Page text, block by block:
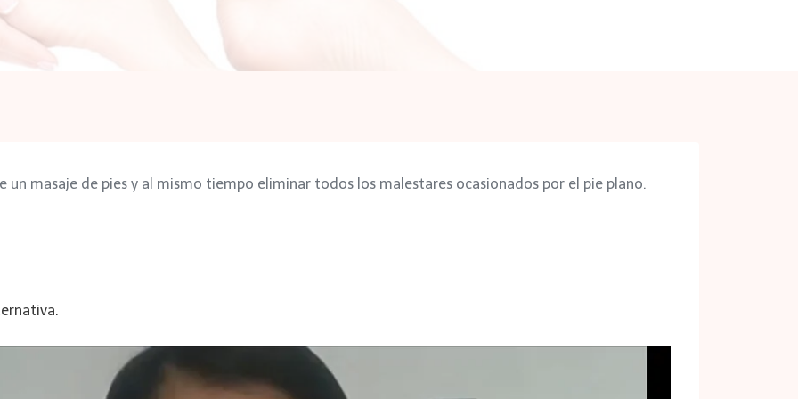
un masaje de pies y al mismo tiempo eliminar todos los malestares ocasionados por el pie plano.